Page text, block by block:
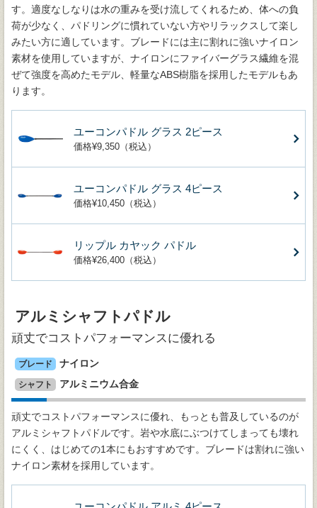
す。適度なしなりは水の重みを受け流してくれるため、体への負
荷が少なく、パドリングに慣れていない方やリラックスして楽し
みたい方に適しています。ブレードには主に割れに強いナイロン
素材を使用していますが、ナイロンにファイバーグラス繊維を混
ぜて強度を高めたモデル、軽量なABS樹脂を採用したモデルもあ
ります。
ユーコンパドル グラス 2ピース
価格¥9,350（税込）
ユーコンパドル グラス 4ピース
価格¥10,450（税込）
リップル カヤック パドル
価格¥26,400（税込）
アルミシャフトパドル
頑丈でコストパフォーマンスに優れる
ブレード ナイロン
シャフト アルミニウム合金
頑丈でコストパフォーマンスに優れ、もっとも普及しているのが
アルミシャフトパドルです。岩や水底にぶつけてしまっても壊れ
にくく、はじめての1本にもおすすめです。ブレードは割れに強い
ナイロン素材を採用しています。